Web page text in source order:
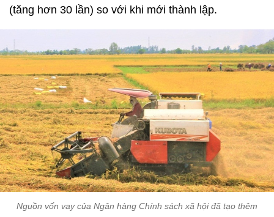
(tăng hơn 30 lần) so với khi mới thành lập.
Nguồn vốn vay của Ngân hàng Chính sách xã hội đã tạo thêm